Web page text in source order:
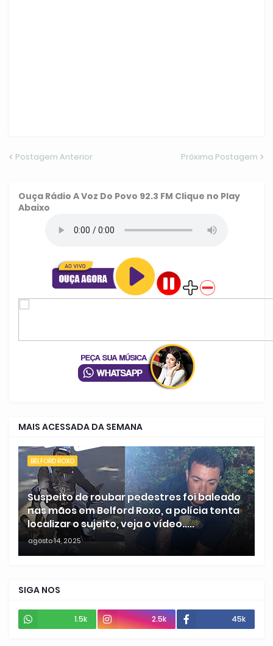
Postagem Anterior Próxima Postagem
Ouça Rádio A Voz Do Povo 92.3 FM Clique no Play
Abaixo
MAIS ACESSADA DA SEMANA
BELFORD ROXO
Suspeito de roubar pedestres foi baleado
nas mãos em Belford Roxo, a polícia tenta
localizar o sujeito, veja o vídeo.....
agosto 14, 2025
SIGA NOS
1.5k 2.5k 45k